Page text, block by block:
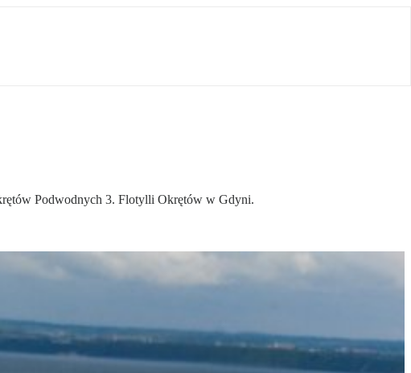
Podwodnych 3. Flotylli Okrętów w Gdyni.